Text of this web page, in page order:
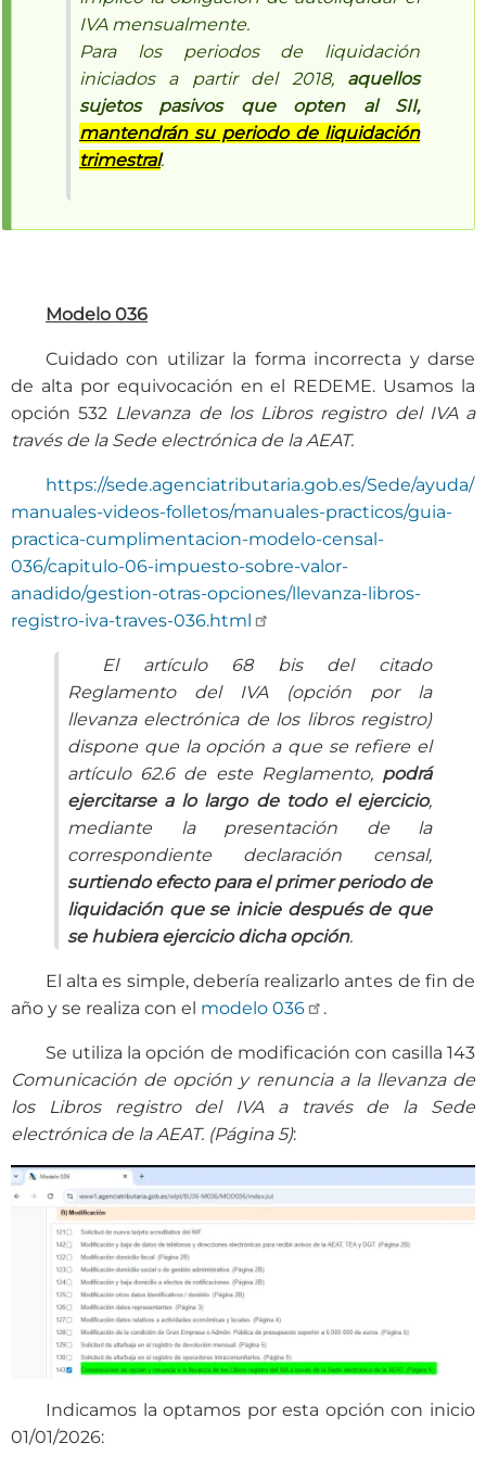
IVA mensualmente.
Para los periodos de liquidación
iniciados a partir del 2018, aquellos
sujetos pasivos que opten al SII,
mantendrán su periodo de liquidación
trimestral.
Modelo 036
Cuidado con utilizar la forma incorrecta y darse
de alta por equivocación en el REDEME. Usamos la
opción 532 Llevanza de los Libros registro del IVA a
través de la Sede electrónica de la AEAT.
https://sede.agenciatributaria.gob.es/Sede/ayuda/
manuales-videos-folletos/manuales-practicos/guia-
practica-cumplimentacion-modelo-censal-
036/capitulo-06-impuesto-sobre-valor-
anadido/gestion-otras-opciones/llevanza-libros-
registro-iva-traves-036.html
El artículo 68 bis del citado
Reglamento del IVA (opción por la
llevanza electrónica de los libros registro)
dispone que la opción a que se refiere el
artículo 62.6 de este Reglamento, podrá
ejercitarse a lo largo de todo el ejercicio,
mediante la presentación de la
correspondiente declaración censal,
surtiendo efecto para el primer periodo de
liquidación que se inicie después de que
se hubiera ejercicio dicha opción.
El alta es simple, debería realizarlo antes de fin de
año y se realiza con el modelo 036 .
Se utiliza la opción de modificación con casilla 143
Comunicación de opción y renuncia a la llevanza de
los Libros registro del IVA a través de la Sede
electrónica de la AEAT. (Página 5):
Indicamos la optamos por esta opción con inicio
01/01/2026: